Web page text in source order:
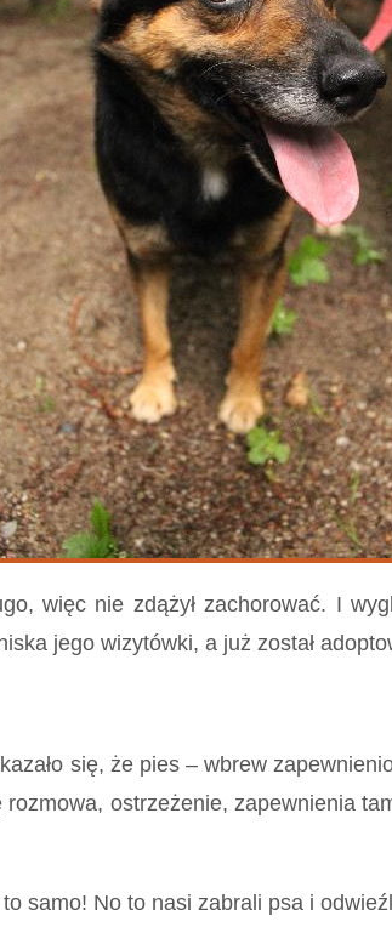
więc nie zdążył zachorować. I
jego wizytówki, a już został
się, że pies – wbrew
ostrzeżenie, zapewnienia
No to nasi zabrali psa i